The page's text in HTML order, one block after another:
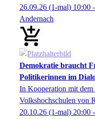
26.09.26 (1-mal) 10:00
Andernach
Demokratie braucht
Politikerinnen im
In Kooperation mit dem
Volkshochschulen von
20.10.26 (1-mal) 20:00